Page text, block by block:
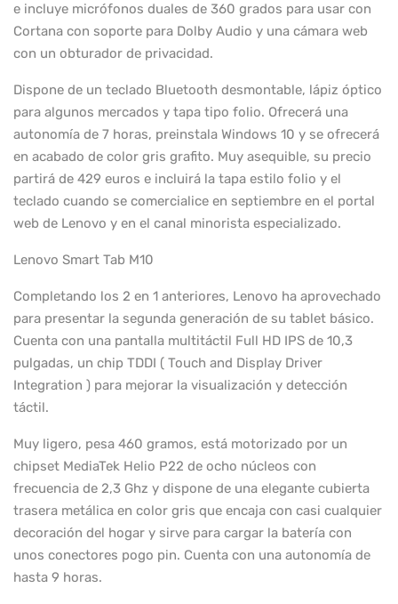
e incluye micrófonos duales de 360 ​​grados para usar con
Cortana con soporte para Dolby Audio y una cámara web
con un obturador de privacidad.
Dispone de un teclado Bluetooth desmontable, lápiz óptico
para algunos mercados y tapa tipo folio. Ofrecerá una
autonomía de 7 horas, preinstala Windows 10 y se ofrecerá
en acabado de color gris grafito. Muy asequible, su precio
partirá de 429 euros e incluirá la tapa estilo folio y el
teclado cuando se comercialice en septiembre en el portal
web de Lenovo y en el canal minorista especializado.
Lenovo Smart Tab M10
Completando los 2 en 1 anteriores, Lenovo ha aprovechado
para presentar la segunda generación de su tablet básico.
Cuenta con una pantalla multitáctil Full HD IPS de 10,3
pulgadas, un chip TDDI ( Touch and Display Driver
Integration ) para mejorar la visualización y detección
táctil.
Muy ligero, pesa 460 gramos, está motorizado por un
chipset MediaTek Helio P22 de ocho núcleos con
frecuencia de 2,3 Ghz y dispone de una elegante cubierta
trasera metálica en color gris que encaja con casi cualquier
decoración del hogar y sirve para cargar la batería con
unos conectores pogo pin. Cuenta con una autonomía de
hasta 9 horas.